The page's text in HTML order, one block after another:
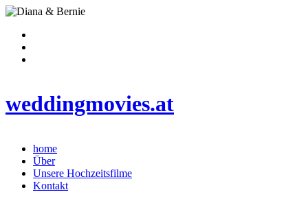
weddingmovies.at
home
Über
Unsere Hochzeitsfilme
Kontakt